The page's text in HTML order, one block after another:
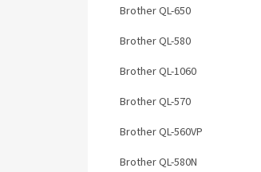
Brother QL-650
Brother QL-580
Brother QL-1060
Brother QL-570
Brother QL-560VP
Brother QL-580N